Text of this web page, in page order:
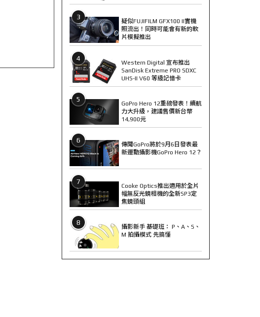
3
疑似FUJIFILM GFX100 II實機
照流出！同時可能會有新的軟
片模擬推出
4
Western Digital 宣布推出
SanDisk Extreme PRO SDXC
UHS-II V60 等級記憶卡
5
GoPro Hero 12重磅發表！續航
力大升級，建議售價新台幣
14,900元
6
傳聞GoPro將於9月6日發表最
新運動攝影機GoPro Hero 12？
7
Cooke Optics推出適用於全片
幅無反光鏡相機的全新SP3定
焦鏡頭組
8
攝影新手 基礎班： P、A、S、
M 拍攝模式 先搞懂